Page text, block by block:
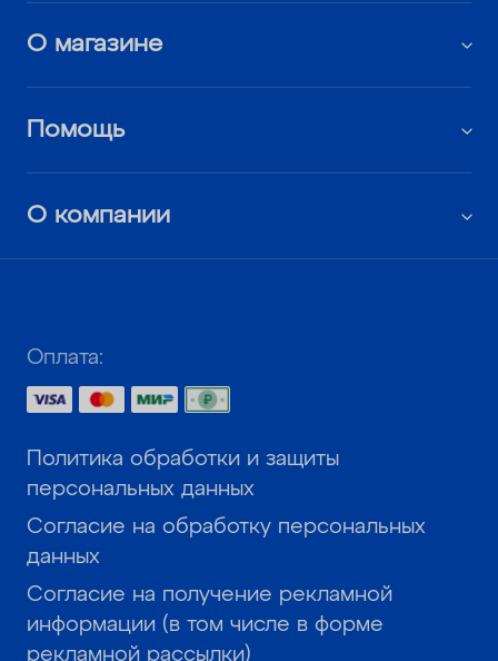
О магазине
Помощь
О компании
Оплата:
Политика обработки и защиты
персональных данных
Согласие на обработку персональных
данных
Согласие на получение рекламной
информации (в том числе в форме
рекламной рассылки)